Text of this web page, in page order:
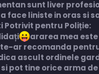
sunt liver
face liniste in oras si
Potrivit pentru Poliție:
ararea mea
ar recomanda
ascult ordinele
pot tine orice arma